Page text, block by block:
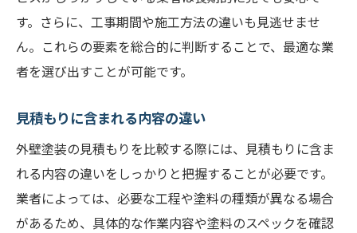
す。さらに、工事期間や施工方法の違いも見逃せませ
ん。これらの要素を総合的に判断することで、最適な業
者を選び出すことが可能です。
見積もりに含まれる内容の違い
外壁塗装の見積もりを比較する際には、見積もりに含ま
れる内容の違いをしっかりと把握することが必要です。
業者によっては、必要な工程や塗料の種類が異なる場合
があるため、具体的な作業内容や塗料のスペックを確認